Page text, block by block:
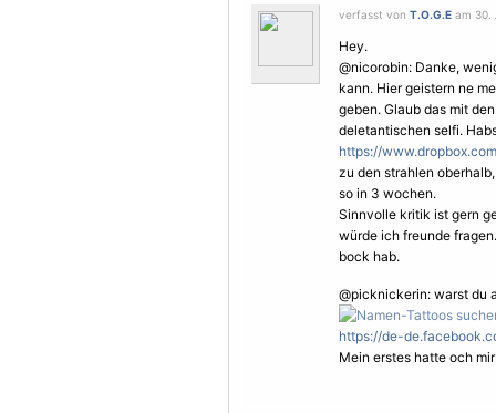
verfasst von T.O.G.E am 30.
Hey.
@nicorobin: Danke,
kann. Hier geistern ne
geben. Glaub das mit
deletantischen selfi.
https://
zu den strahlen
so in 3 wochen.
Sinnvolle kritik ist gern
würde ich freunde
bock hab.
@picknickerin: warst du
https://de-
Mein erstes hatte och